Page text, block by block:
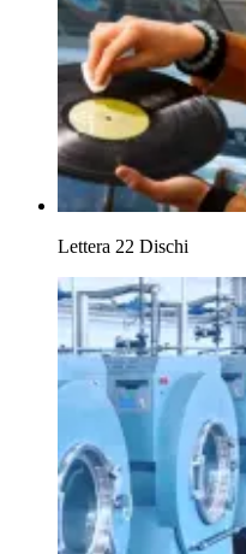
Lettera 22 Dischi